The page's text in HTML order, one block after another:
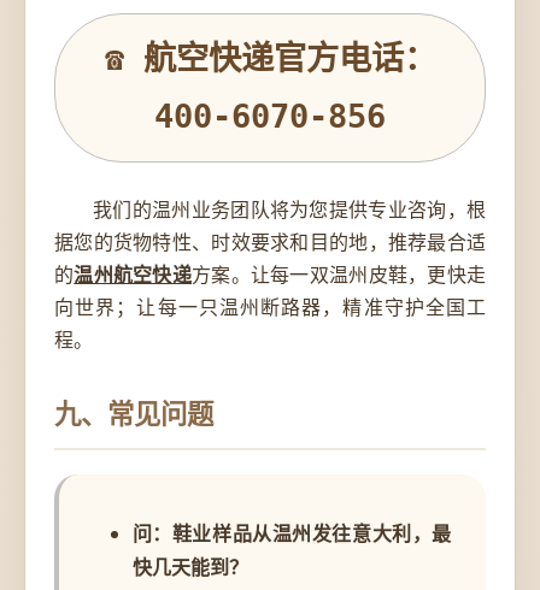
☎ 航空快递官方电话：
400-6070-856
我们的温州业务团队将为您提供专业咨询，根
据您的货物特性、时效要求和目的地，推荐最合适
的温州航空快递方案。让每一双温州皮鞋，更快走
向世界；让每一只温州断路器，精准守护全国工
程。
九、常见问题
问：鞋业样品从温州发往意大利，最
快几天能到？